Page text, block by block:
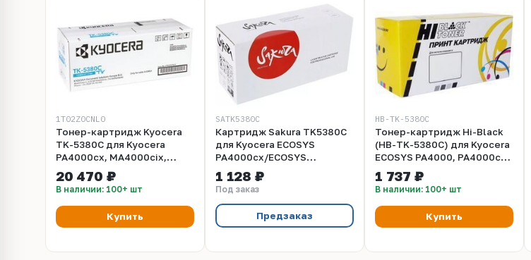
1T02Z0CNL0
Тонер-картридж Kyocera
TK-5380C для Kyocera
PA4000cx, MA4000cix,
MA4000cifx 10 000стр.
Оригинальный
20 470 ₽
В наличии: 100+ шт
Купить
SATK5380C
Картридж Sakura TK5380C
для Kyocera ECOSYS
PA4000cx/ECOSYS
MA4000cix/ECOSYS
MA4000cifx, голубой,
10000к.
1 128 ₽
Под заказ
Предзаказ
HB-TK-5380C
Тонер-картридж Hi-Black
(HB-TK-5380C) для Kyocera
ECOSYS PA4000, PA4000cx,
MA4000, MA4000cix, C, 10K
1 737 ₽
В наличии: 100+ шт
Купить